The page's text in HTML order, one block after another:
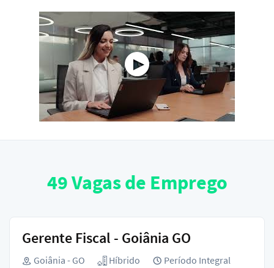
49Vagas de Emprego
Gerente Fiscal - Goiânia GO
Goiânia - GO Híbrido
Período Integral